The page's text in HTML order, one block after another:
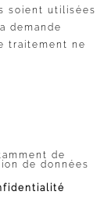
soient utilisées
demande
traitement ne
de
de données